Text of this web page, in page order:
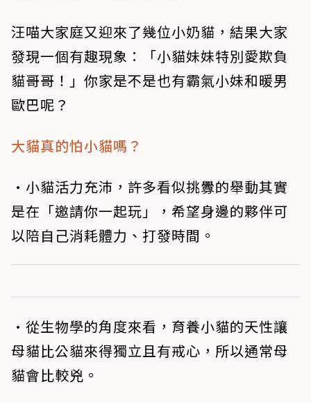
汪喵大家庭又迎來了幾位小奶貓，結果大家
發現一個有趣現象：「小貓妹妹特別愛欺負
貓哥哥！」你家是不是也有霸氣小妹和暖男
歐巴呢？
大貓真的怕小貓嗎？
•小貓活力充沛，許多看似挑釁的舉動其實
是在「邀請你一起玩」，希望身邊的夥伴可
以陪自己消耗體力、打發時間。
•從生物學的角度來看，育養小貓的天性讓
母貓比公貓來得獨立且有戒心，所以通常母
貓會比較兇。